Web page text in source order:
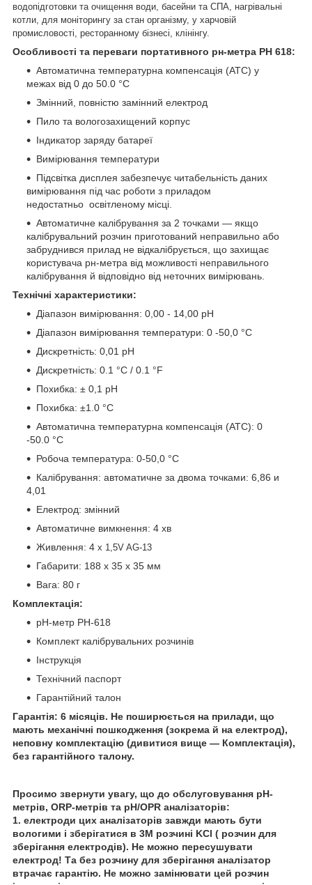
водопідготовки та очищення води, басейни та СПА, нагрівальні
котли, для моніторингу за стан організму, у харчовій
промисловості, ресторанному бізнесі, клінінгу.
Особливості та переваги портативного рн-метра PH 618:
Автоматична температурна компенсація (АТС) у
межах від 0 до 50.0 °C
Змінний, повністю замінний електрод
Пило та вологозахищений корпус
Індикатор заряду батареї
Вимірювання температури
Підсвітка дисплея забезпечує читабельність даних
вимірювання під час роботи з приладом
недостатньо освітленому місці.
Автоматичне калібрування за 2 точками — якщо
калібрувальний розчин приготований неправильно або
забруднився прилад не відкалібрується, що захищає
користувача рн-метра від можливості неправильного
калібрування й відповідно від неточних вимірювань.
Технічні характеристики:
Діапазон вимірювання: 0,00 - 14,00 pH
Діапазон вимірювання температури: 0 -50,0 °C
Дискретність: 0,01 pH
Дискретність: 0.1 °C / 0.1 °F
Похибка: ± 0,1 рН
Похибка: ±1.0 °C
Автоматична температурна компенсація (АТС): 0
-50.0 °C
Робоча температура: 0-50,0 °C
Калібрування: автоматичне за двома точками: 6,86 и
4,01
Електрод: змінний
Автоматичне вимкнення: 4 хв
Живлення: 4 х 1,5V AG-13
Габарити: 188 х 35 х 35 мм
Вага: 80 г
Комплектація:
рН-метр PH-618
Комплект калібрувальних розчинів
Інструкція
Технічний паспорт
Гарантійний талон
Гарантія: 6 місяців. Не поширюється на прилади, що
мають механічні пошкодження (зокрема й на електрод),
неповну комплектацію (дивитися вище — Комплектація),
без гарантійного талону.
Просимо звернути увагу, що до обслуговування pH-
метрів, ORP-метрів та pH/OPR аналізаторів:
1. електроди цих аналізаторів завжди мають бути
вологими і зберігатися в 3М розчині KCl ( розчин для
зберігання електродів). Не можно пересушувати
електрод! Та без розчину для зберігання аналізатор
втрачає гарантію. Не можно замінювати цей розчин